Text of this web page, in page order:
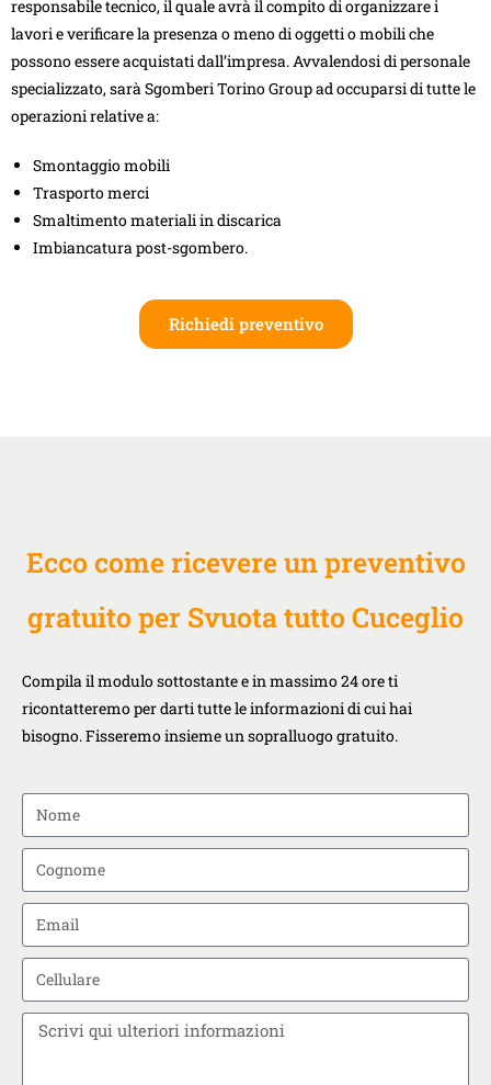
responsabile tecnico, il quale avrà il compito di organizzare i
lavori e verificare la presenza o meno di oggetti o mobili che
possono essere acquistati dall’impresa. Avvalendosi di personale
specializzato, sarà Sgomberi Torino Group ad occuparsi di tutte le
operazioni relative a:
Smontaggio mobili
Trasporto merci
Smaltimento materiali in discarica
Imbiancatura post-sgombero.
Richiedi preventivo
Ecco come ricevere un preventivo
gratuito per Svuota tutto Cuceglio
Compila il modulo sottostante e in massimo 24 ore ti
ricontatteremo per darti tutte le informazioni di cui hai
bisogno. Fisseremo insieme un sopralluogo gratuito.